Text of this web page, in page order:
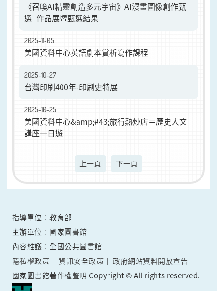
《召喚AI精靈創造多元宇宙》AI漫畫圖像創作甄
選_作品展暨甄選結果
2025-11-05
美國資料中心英語劇本賞析寫作課程
2025-10-27
台灣印刷400年-印刷史特展
2025-10-25
美國資料中心&amp;#43;旅行熱炒店＝歷史人文
講座一日遊
上一頁 下一頁
指導單位：教育部
主辦單位：國家圖書館
內容維護：全國公共圖書館
隱私權政策
資訊安全政策
政府網站資料開放宣告
國家圖書館著作權聲明 Copyright © All rights reserved.